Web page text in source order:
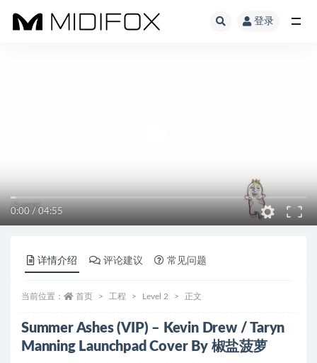
登录
0:00 / 04:55
详情介绍 评论建议 常见问题
当前位置： 首页 工程 Level 2 正文
Summer Ashes (VIP) – Kevin Drew / Taryn
Manning Launchpad Cover By 椒盐菠萝